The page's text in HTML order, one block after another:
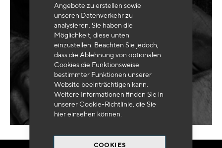
Angebote zu erstellen sowie
unseren Datenverkehr zu
analysieren. Sie haben die
Möglichkeit, diese unten
einzustellen. Beachten Sie jedoch,
dass die Ablehnung von optionalen
Cookies die Funktionsweise
bestimmter Funktionen unserer
Website beeinträchtigen kann.
Weitere Informationen finden Sie in
unserer Cookie-Richtlinie, die Sie
hiereinsehen können.
COOKIES
Benötigen Sie eine maßgeschneiderte
Ausrüstung?
SENDEN
MEINE ANFRAGE